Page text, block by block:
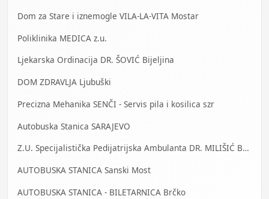
Dom za Stare i iznemogle VILA-LA-VITA Mostar
Poliklinika MEDICA z.u.
Ljekarska Ordinacija DR. ŠOVIĆ Bijeljina
DOM ZDRAVLJA Ljubuški
Precizna Mehanika SENČI - Servis pila i kosilica szr
Autobuska Stanica SARAJEVO
Z.U. Specijalistička Pedijatrijska Ambulanta DR. MILIŠIĆ Banja Luka
AUTOBUSKA STANICA Sanski Most
AUTOBUSKA STANICA - BILETARNICA Brčko